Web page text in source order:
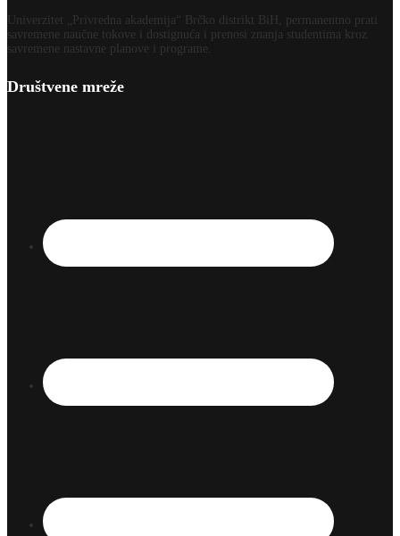
Univerzitet „Privredna akademija“ Brčko distrikt BiH, permanentno prati
savremene naučne tokove i dostignuća i prenosi znanja studentima kroz
savremene nastavne planove i programe.
Društvene mreže